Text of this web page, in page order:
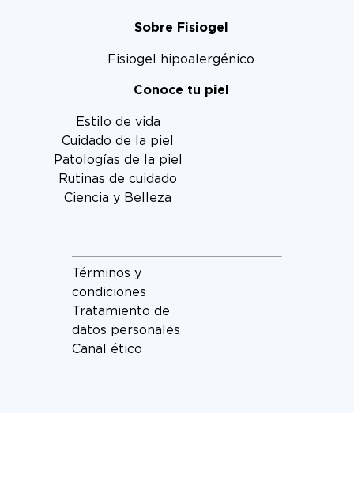
Sobre Fisiogel
Fisiogel hipoalergénico
Conoce tu piel
Estilo de vida
Cuidado de la piel
Patologías de la piel
Rutinas de cuidado
Ciencia y Belleza
Términos y
condiciones
Tratamiento de
datos personales
Canal ético